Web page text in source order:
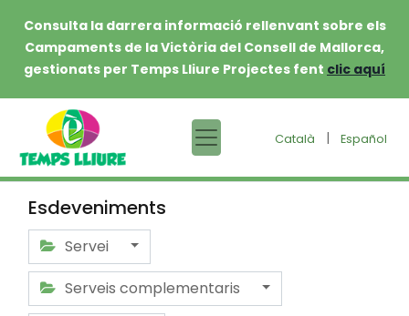
Consulta la darrera informació rellenvant sobre els
Campaments de la Victòria del Consell de Mallorca,
gestionats per Temps Lliure Projectes fent clic aquí
Català | Español
Esdeveniments
Servei
Serveis complementaris